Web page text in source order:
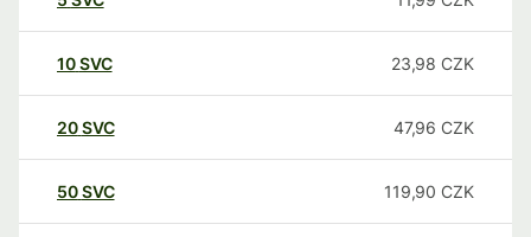
10SVC 23,98 CZK
20SVC 47,96 CZK
50SVC 119,90 CZK